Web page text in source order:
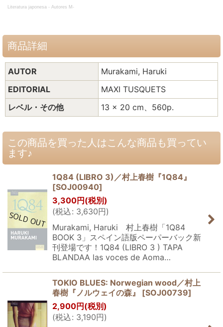
Literatura japonesa - Autores M-
商品詳細
AUTOR
Murakami, Haruki
EDITORIAL
MAXI TUSQUETS
レベル・その他
13 x 20 cm、560p.
この商品を買った人はこんな商品も買ってい
ます♪
1Q84 (LIBRO 3)／村上春樹『1Q84』
[SOJ00940]
3,300円 (税別)
(税込: 3,630円)
Murakami, Haruki 村上春樹「1Q84
BOOK 3」スペイン語版ペーパーバック新
刊登場です！1Q84 (LIBRO 3 ) TAPA
BLANDAA las voces de Aoma…
TOKIO BLUES: Norwegian wood／村上
春樹『ノルウェイの森』
[SOJ00739]
2,900円 (税別)
(税込: 3,190円)